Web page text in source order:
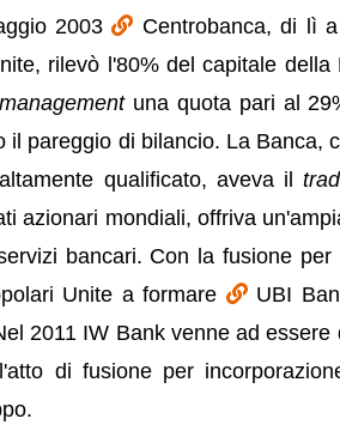
2003
Centrobanca, di lì
rilevò l'80% del capitale
managementuna quota pari al
il pareggio di bilancio. La Banca,
qualificato, aveva il
azionari mondiali, offriva
bancari. Con la fusione
Unite a formare
UBI
2011 IW Bank venne ad
di fusione per